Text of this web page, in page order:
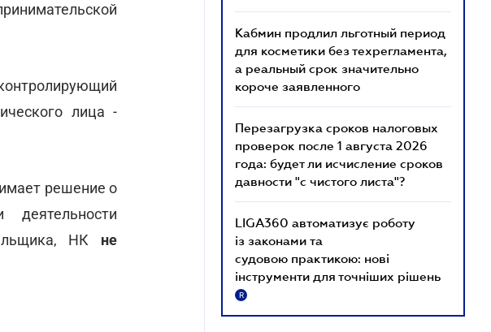
лица -
решение о
НК не
Кабмин продлил льготный период
для косметики без техрегламента,
а реальный срок значительно
короче заявленного
Перезагрузка сроков налоговых
проверок после 1 августа 2026
года: будет ли исчисление сроков
давности "с чистого листа"?
LIGA360 автоматизує роботу
із законами та
судовою практикою: нові
інструменти для точніших рішень
R